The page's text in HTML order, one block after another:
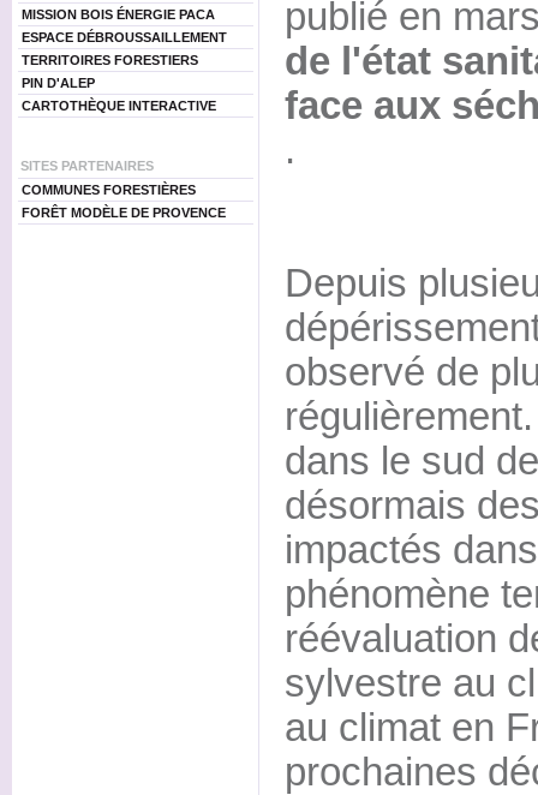
MISSION BOIS ÉNERGIE PACA
ESPACE DÉBROUSSAILLEMENT
TERRITOIRES FORESTIERS
PIN D'ALEP
CARTOTHÈQUE INTERACTIVE
SITES PARTENAIRES
COMMUNES FORESTIÈRES
FORÊT MODÈLE DE PROVENCE
publié en
de l'état
face aux
.
Depuis
observé de
dans le sud
désormais
impactés
phénomène
réévaluation
sylvestre au
au climat en
prochaines